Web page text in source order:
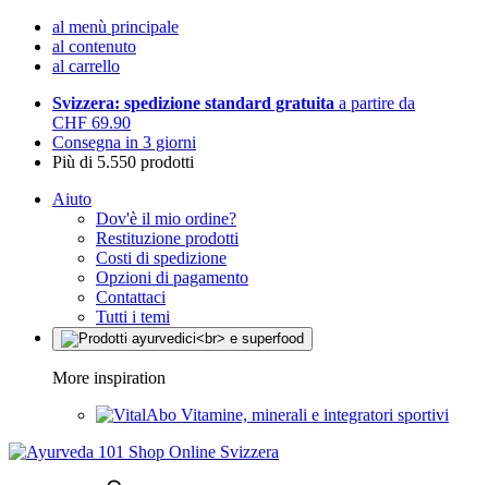
al menù principale
al contenuto
al carrello
Svizzera: spedizione standard gratuita a partire da
CHF 69.90
Consegna in 3 giorni
Più di 5.550 prodotti
Aiuto
Dov'è il mio ordine?
Restituzione prodotti
Costi di spedizione
Opzioni di pagamento
Contattaci
Tutti i temi
More inspiration
Vitamine, minerali e integratori sportivi